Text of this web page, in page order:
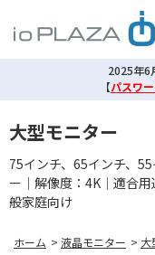
2025年6
【パスワ
大型モニター
75インチ、65インチ、
ー｜解像度：4K｜適合
般家庭向け
ホーム > 液晶モニター > 大